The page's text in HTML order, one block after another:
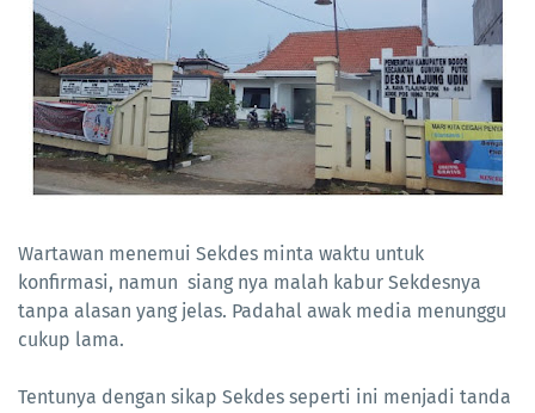
Wartawan menemui Sekdes minta waktu untuk
konfirmasi, namun siang nya malah kabur Sekdesnya
tanpa alasan yang jelas. Padahal awak media menunggu
cukup lama.
‎Tentunya dengan sikap Sekdes seperti ini menjadi tanda